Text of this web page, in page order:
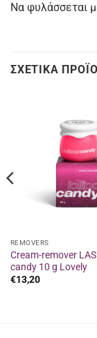
Να φυλάσσεται
ΣΧΕΤΙΚΆ
REMOVERS
Cream-remover
candy 10 g Lovely
€13,20